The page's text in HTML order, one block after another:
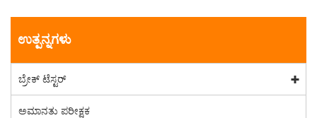
ಉತ್ಪನ್ನಗಳು
ಬ್ರೇಕ್ ಟೆಸ್ಟರ್
ಅಮಾನತು ಪರೀಕ್ಷಕ